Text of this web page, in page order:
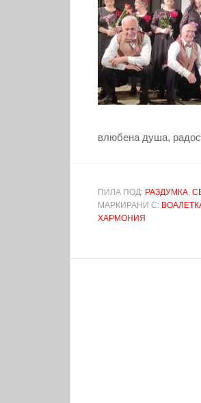
влюбена душа,
ПИЛА ПОД: РАЗДУМКА,
МАРКИРАНИ С:
ХАРМОНИЯ